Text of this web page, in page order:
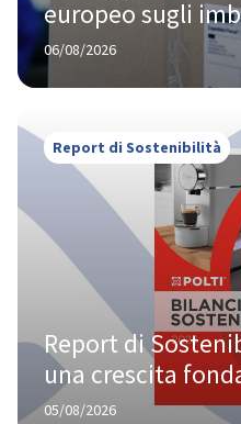
europeo sugli
06/08/2026
Report di Sostenibilità
Report di
una crescita
e responsabilità
05/08/2026